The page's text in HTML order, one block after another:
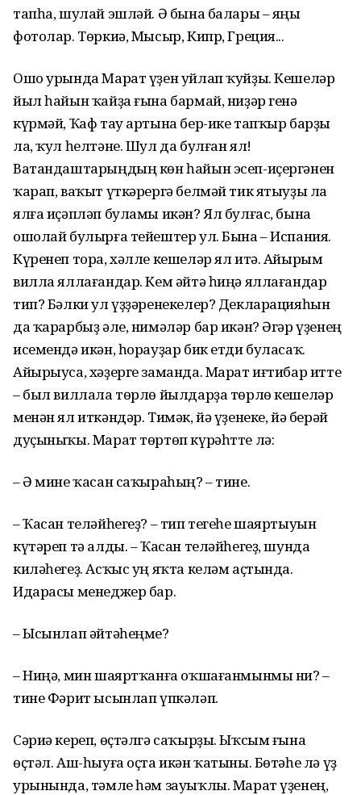
тапһа, шулай эшләй. Ә бына балары – яңы
фотолар. Төркиә, Мысыр, Кипр, Греция...
Ошо урында Марат үҙен уйлап ҡуйҙы. Кешеләр
йыл һайын ҡайҙа ғына бармай, ниҙәр генә
күрмәй, Ҡаф тау артына бер-ике тапҡыр барҙы
ла, ҡул һелтәне. Шул да булған ял!
Ватандаштарыңдың көн һайын эсеп-иҫергәнен
ҡарап, ваҡыт үткәрергә белмәй тик ятыуҙы ла
ялға иҫәпләп буламы икән? Ял булғас, бына
ошолай булырға тейештер ул. Бына – Испания.
Күренеп тора, хәлле кешеләр ял итә. Айырым
вилла яллағандар. Кем әйтә һиңә яллағандар
тип? Бәлки ул үҙҙәренекелер? Декларацияһын
да ҡарарбыҙ әле, нимәләр бар икән? Әгәр үҙенең
исемендә икән, һорауҙар бик етди буласаҡ.
Айырыуса, хәҙерге заманда. Марат иғтибар итте
– был виллала төрлө йылдарҙа төрлө кешеләр
менән ял иткәндәр. Тимәк, йә үҙенеке, йә берәй
дуҫыныҡы. Марат төртөп күрәһтте лә:
– Ә мине ҡасан саҡыраһың? – тине.
– Ҡасан теләйһегеҙ? – тип тегеһе шаяртыуын
күтәреп тә алды. – Ҡасан теләйһегеҙ, шунда
киләһегеҙ. Асҡыс уң яҡта келәм аҫтында.
Идарасы менеджер бар.
– Ысынлап әйтәһеңме?
– Ниңә, мин шаяртҡанға оҡшағанмынмы ни? –
тине Фәрит ысынлап үпкәләп.
Сәриә кереп, өҫтәлгә саҡырҙы. Ыҡсым ғына
өҫтәл. Аш-һыуға оҫта икән ҡатыны. Бөтәһе лә үҙ
урынында, тәмле һәм зауыҡлы. Марат үҙенең,